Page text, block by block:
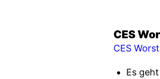
CES
CES
Es